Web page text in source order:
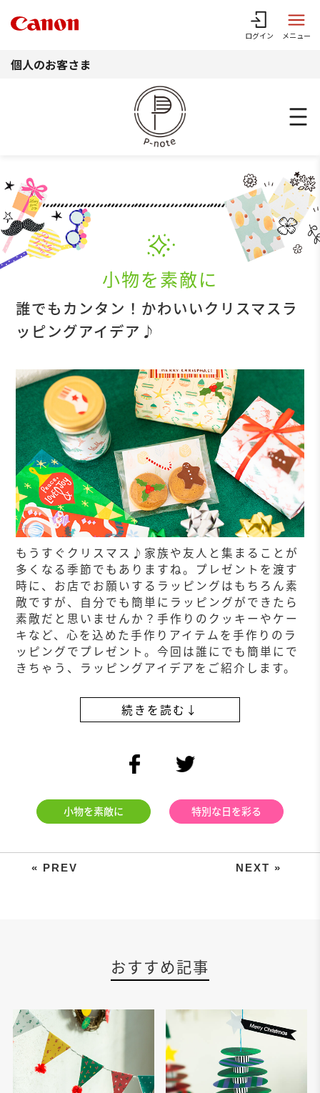
ログイン メニュー
個人のお客さま
小物を素敵に
誰でもカンタン！かわいいクリスマスラ
ッピングアイデア♪
もうすぐクリスマス♪家族や友人と集まることが
多くなる季節でもありますね。プレゼントを渡す
時に、お店でお願いするラッピングはもちろん素
敵ですが、自分でも簡単にラッピングができたら
素敵だと思いませんか？手作りのクッキーやケー
キなど、心を込めた手作りアイテムを手作りのラ
ッピングでプレゼント。今回は誰にでも簡単にで
きちゃう、ラッピングアイデアをご紹介します。
続きを読む↓
facebook
小物を素敵に 特別な日を彩る
今年のクリスマスは簡単手作り！
おすすめ記事